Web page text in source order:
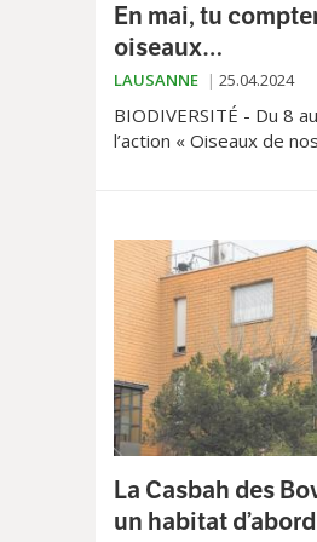
En mai, tu
oiseaux…
LAUSANNE 25.04.2024
BIODIVERSITÉ - Du 8
l’action « Oiseaux de
mieux évaluer leur
La Casbah des
un habitat